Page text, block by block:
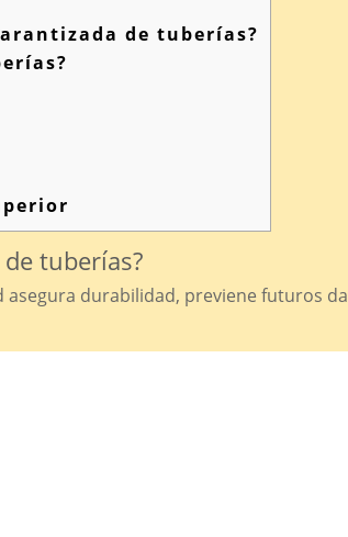
de tuberías?
tuberías?
durabilidad, previene futuros